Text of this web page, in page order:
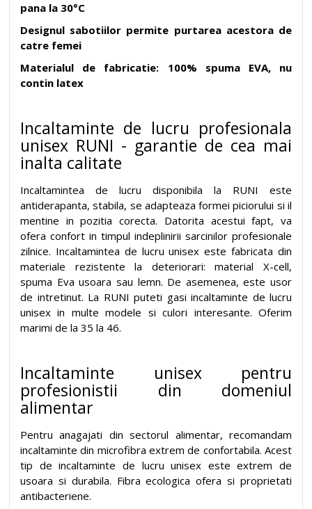
pana la 30°C
Designul sabotiilor permite purtarea acestora de
catre femei
Materialul de fabricatie: 100% spuma EVA, nu
contin latex
Incaltaminte de lucru profesionala
unisex RUNI - garantie de cea mai
inalta calitate
Incaltamintea de lucru disponibila la RUNI este
antiderapanta, stabila, se adapteaza formei piciorului si il
mentine in pozitia corecta. Datorita acestui fapt, va
ofera confort in timpul indeplinirii sarcinilor profesionale
zilnice. Incaltamintea de lucru unisex este fabricata din
materiale rezistente la deteriorari: material X-cell,
spuma Eva usoara sau lemn. De asemenea, este usor
de intretinut. La RUNI puteti gasi incaltaminte de lucru
unisex in multe modele si culori interesante. Oferim
marimi de la 35 la 46.
Incaltaminte unisex pentru
profesionistii din domeniul
alimentar
Pentru anagajati din sectorul alimentar, recomandam
incaltaminte din microfibra extrem de confortabila. Acest
tip de incaltaminte de lucru unisex este extrem de
usoara si durabila. Fibra ecologica ofera si proprietati
antibacteriene.